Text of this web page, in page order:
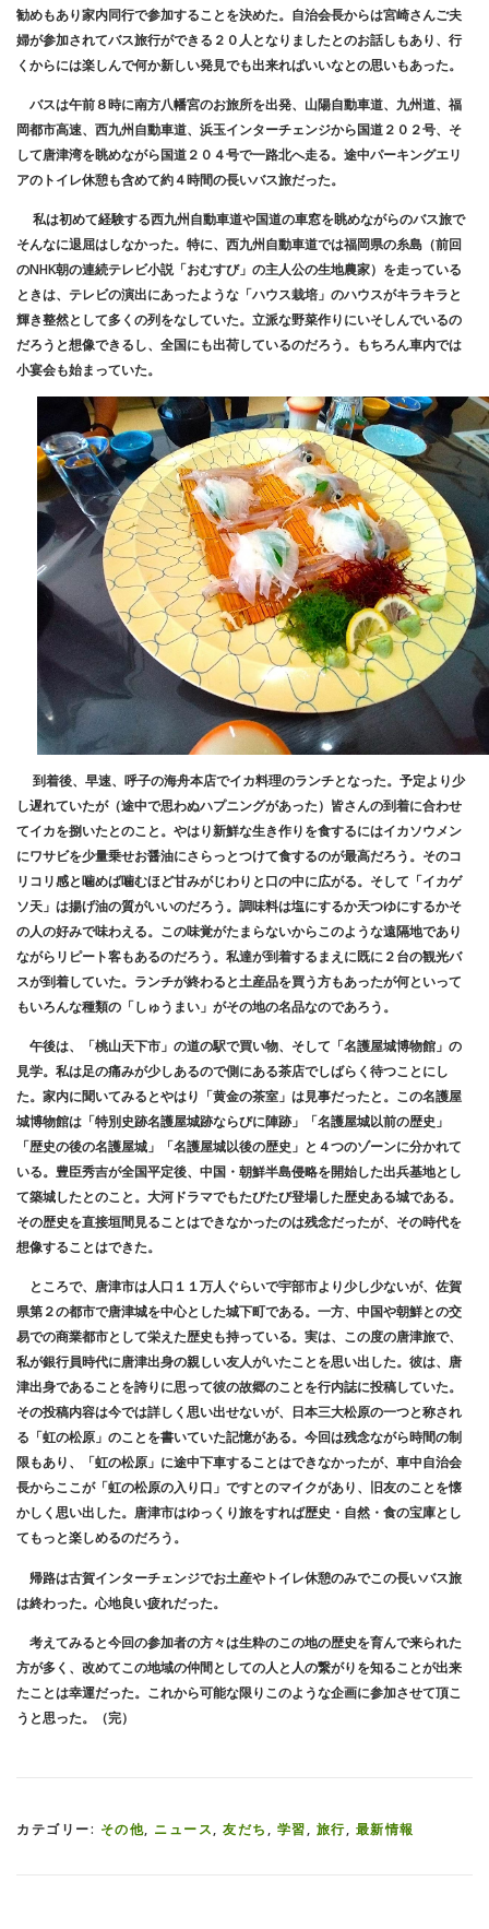
勧めもあり家内同行で参加することを決めた。自治会長からは宮崎さんご夫
婦が参加されてバス旅行ができる２０人となりましたとのお話しもあり、行
くからには楽しんで何か新しい発見でも出来ればいいなとの思いもあった。
バスは午前８時に南方八幡宮のお旅所を出発、山陽自動車道、九州道、福
岡都市高速、西九州自動車道、浜玉インターチェンジから国道２０２号、そ
して唐津湾を眺めながら国道２０４号で一路北へ走る。途中パーキングエリ
アのトイレ休憩も含めて約４時間の長いバス旅だった。
私は初めて経験する西九州自動車道や国道の車窓を眺めながらのバス旅で
そんなに退屈はしなかった。特に、西九州自動車道では福岡県の糸島（前回
のNHK朝の連続テレビ小説「おむすび」の主人公の生地農家）を走っている
ときは、テレビの演出にあったような「ハウス栽培」のハウスがキラキラと
輝き整然として多くの列をなしていた。立派な野菜作りにいそしんでいるの
だろうと想像できるし、全国にも出荷しているのだろう。もちろん車内では
小宴会も始まっていた。
到着後、早速、呼子の海舟本店でイカ料理のランチとなった。予定より少
し遅れていたが（途中で思わぬハプニングがあった）皆さんの到着に合わせ
てイカを捌いたとのこと。やはり新鮮な生き作りを食するにはイカソウメン
にワサビを少量乗せお醤油にさらっとつけて食するのが最高だろう。そのコ
リコリ感と噛めば噛むほど甘みがじわりと口の中に広がる。そして「イカゲ
ソ天」は揚げ油の質がいいのだろう。調味料は塩にするか天つゆにするかそ
の人の好みで味わえる。この味覚がたまらないからこのような遠隔地であり
ながらリピート客もあるのだろう。私達が到着するまえに既に２台の観光バ
スが到着していた。ランチが終わると土産品を買う方もあったが何といって
もいろんな種類の「しゅうまい」がその地の名品なのであろう。
午後は、「桃山天下市」の道の駅で買い物、そして「名護屋城博物館」の
見学。私は足の痛みが少しあるので側にある茶店でしばらく待つことにし
た。家内に聞いてみるとやはり「黄金の茶室」は見事だったと。この名護屋
城博物館は「特別史跡名護屋城跡ならびに陣跡」「名護屋城以前の歴史」
「歴史の後の名護屋城」「名護屋城以後の歴史」と４つのゾーンに分かれて
いる。豊臣秀吉が全国平定後、中国・朝鮮半島侵略を開始した出兵基地とし
て築城したとのこと。大河ドラマでもたびたび登場した歴史ある城である。
その歴史を直接垣間見ることはできなかったのは残念だったが、その時代を
想像することはできた。
ところで、唐津市は人口１１万人ぐらいで宇部市より少し少ないが、佐賀
県第２の都市で唐津城を中心とした城下町である。一方、中国や朝鮮との交
易での商業都市として栄えた歴史も持っている。実は、この度の唐津旅で、
私が銀行員時代に唐津出身の親しい友人がいたことを思い出した。彼は、唐
津出身であることを誇りに思って彼の故郷のことを行内誌に投稿していた。
その投稿内容は今では詳しく思い出せないが、日本三大松原の一つと称され
る「虹の松原」のことを書いていた記憶がある。今回は残念ながら時間の制
限もあり、「虹の松原」に途中下車することはできなかったが、車中自治会
長からここが「虹の松原の入り口」ですとのマイクがあり、旧友のことを懐
かしく思い出した。唐津市はゆっくり旅をすれば歴史・自然・食の宝庫とし
てもっと楽しめるのだろう。
帰路は古賀インターチェンジでお土産やトイレ休憩のみでこの長いバス旅
は終わった。心地良い疲れだった。
考えてみると今回の参加者の方々は生粋のこの地の歴史を育んで来られた
方が多く、改めてこの地域の仲間としての人と人の繋がりを知ることが出来
たことは幸運だった。これから可能な限りこのような企画に参加させて頂こ
うと思った。（完）
カテゴリー: その他, ニュース, 友だち , 学習, 旅行, 最新情報